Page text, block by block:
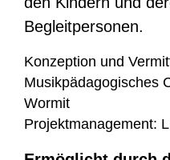
Begleitpersonen.
Konzeption und
Musikpädagogisches
Wormit
Projektmanagement: